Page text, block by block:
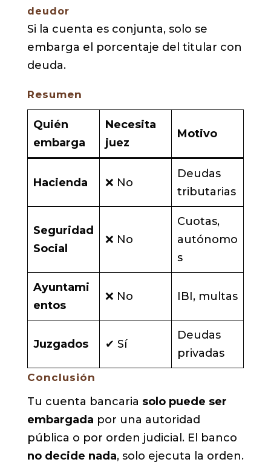
deudor
Si la cuenta es conjunta, solo se
embarga el porcentaje del titular con
deuda.
Resumen
Quién
embarga
Necesita
juez
Motivo
Hacienda ❌ No
Deudas
tributarias
Seguridad
Social
❌ No
Cuotas,
autónomo
s
Ayuntami
entos
❌ No IBI, multas
Juzgados ✔ Sí
Deudas
privadas
Conclusión
Tu cuenta bancaria solo puede ser
embargada por una autoridad
pública o por orden judicial. El banco
no decide nada, solo ejecuta la orden.